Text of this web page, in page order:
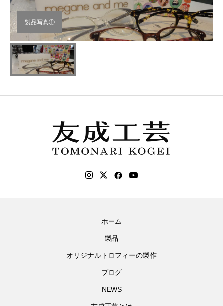
製品写真①
ホーム
製品
オリジナルトロフィーの製作
ブログ
NEWS